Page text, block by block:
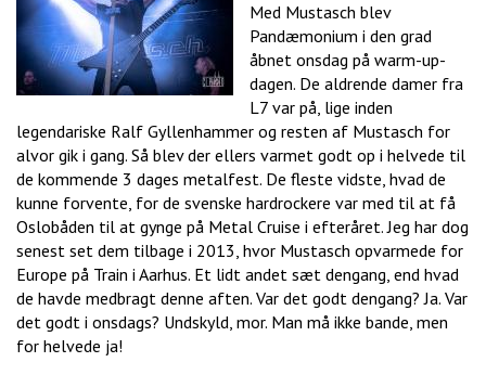
Med Mustasch blev
Pandæmonium i den grad
åbnet onsdag på warm-up-
dagen. De aldrende damer fra
L7 var på, lige inden
legendariske Ralf Gyllenhammer og resten af Mustasch for
alvor gik i gang. Så blev der ellers varmet godt op i helvede til
de kommende 3 dages metalfest. De fleste vidste, hvad de
kunne forvente, for de svenske hardrockere var med til at få
Oslobåden til at gynge på Metal Cruise i efteråret. Jeg har dog
senest set dem tilbage i 2013, hvor Mustasch opvarmede for
Europe på Train i Aarhus. Et lidt andet sæt dengang, end hvad
de havde medbragt denne aften. Var det godt dengang? Ja. Var
det godt i onsdags? Undskyld, mor. Man må ikke bande, men
for helvede ja!